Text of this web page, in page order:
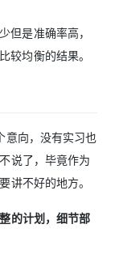
但是准确率高，
较均衡的结果。
意向，没有实习也
说了，毕竟作为
讲不好的地方。
的计划，细节部